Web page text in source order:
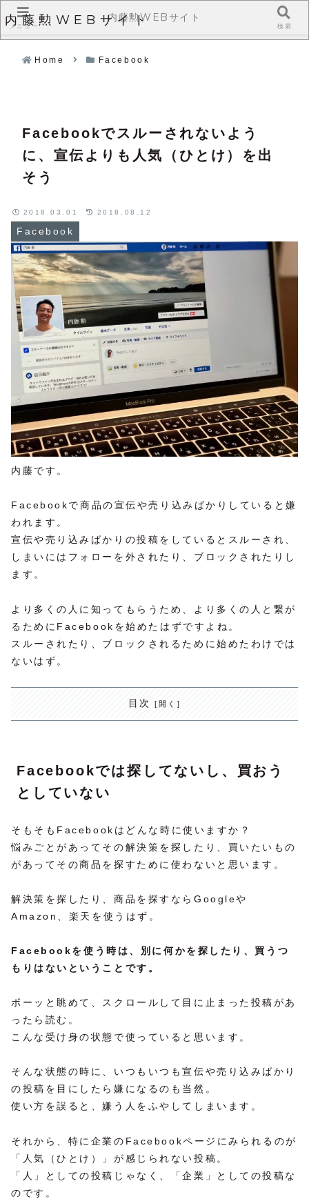
内藤勲WEBサイト
Home Facebook
Facebookでスルーされないよう
に、宣伝よりも人気（ひとけ）を出
そう
Facebook
2018.03.01 2018.08.12
内藤です。
Facebookで商品の宣伝や売り込みばかりしていると嫌
われます。
宣伝や売り込みばかりの投稿をしているとスルーされ、
しまいにはフォローを外されたり、ブロックされたりし
ます。
より多くの人に知ってもらうため、より多くの人と繋が
るためにFacebookを始めたはずですよね。
スルーされたり、ブロックされるために始めたわけでは
ないはず。
目次
Facebookでは探してないし、買おう
としていない
そもそもFacebookはどんな時に使いますか？
悩みごとがあってその解決策を探したり、買いたいもの
があってその商品を探すために使わないと思います。
解決策を探したり、商品を探すならGoogleや
Amazon、楽天を使うはず。
Facebookを使う時は、別に何かを探したり、買うつ
もりはないということです。
ボーッと眺めて、スクロールして目に止まった投稿があ
ったら読む。
こんな受け身の状態で使っていると思います。
そんな状態の時に、いつもいつも宣伝や売り込みばかり
の投稿を目にしたら嫌になるのも当然。
使い方を誤ると、嫌う人をふやしてしまいます。
それから、特に企業のFacebookページにみられるのが
「人気（ひとけ）」が感じられない投稿。
「人」としての投稿じゃなく、「企業」としての投稿な
のです。
メニュー
内藤勲WEBサイト
検索